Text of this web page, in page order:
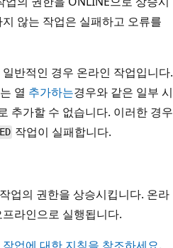
않는 작업은 실패하고 오류를
반적인 경우 온라인 작업입니다.
열 추가하는경우와 같은 일부 시
추가할 수 없습니다. 이러한 경우
작업이 실패합니다.
업의 권한을 상승시킵니다. 온라
라인으로 실행됩니다.
업에 대한 지침을 참조하세요.